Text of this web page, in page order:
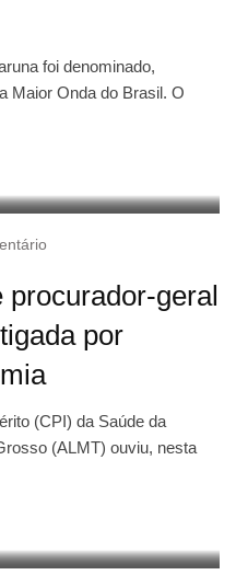
foi denominado,
Maior Onda do Brasil. O
procurador-geral
por
(CPI) da Saúde da
(ALMT) ouviu, nesta